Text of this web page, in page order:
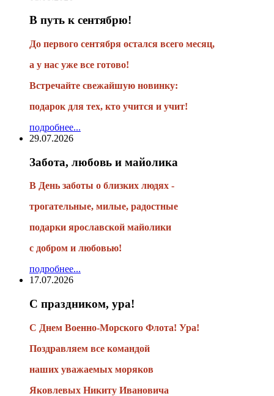
В путь к сентябрю!
До первого сентября остался всего месяц,
а у нас уже все готово!
Встречайте свежайшую новинку:
подарок для тех, кто учится и учит!
подробнее...
29.07.2026
Забота, любовь и майолика
В День заботы о близких людях -
трогательные, милые, радостные
подарки ярославской майолики
с добром и любовью!
подробнее...
17.07.2026
С праздником, ура!
С Днем Военно-Морского Флота! Ура!
Поздравляем все командой
наших уважаемых моряков
Яковлевых Никиту Ивановича